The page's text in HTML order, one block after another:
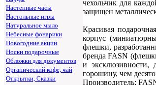
Настенные часы
Настольные игры
Натуральное мыло
Небесные фонарики
Новогодние акции
Носки подарочные
Обложки для документов
Органический кофе, чай
Открытки, Сказки
чехольчик для
защищен
Красивая
корпус
флешки,
бренда FASN
и эксклюзивности,
горошину, чем
Производитель: